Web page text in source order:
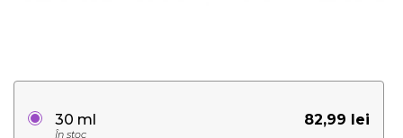
82,99 lei
30 ml
În stoc